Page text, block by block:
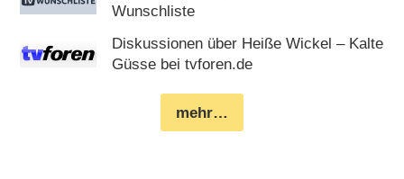
Wunschliste
Diskussionen über Heiße Wickel – Kalte
Güsse bei tvforen.de
mehr…